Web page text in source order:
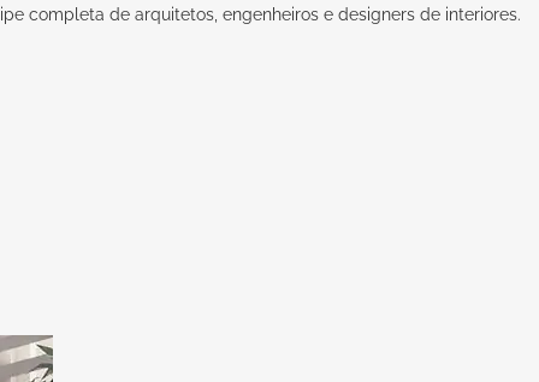
completa de arquitetos, engenheiros e designers de interiores.